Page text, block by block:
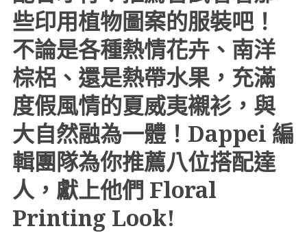
些印用植物圖案的服裝吧！
不論是各種熱情花卉、南洋
棕梠、還是熱帶水果，充滿
度假風情的夏威夷襯衫，與
大自然融為一體！Dappei 編
輯團隊為你推薦八位搭配達
人，獻上他們 Floral
Printing Look!